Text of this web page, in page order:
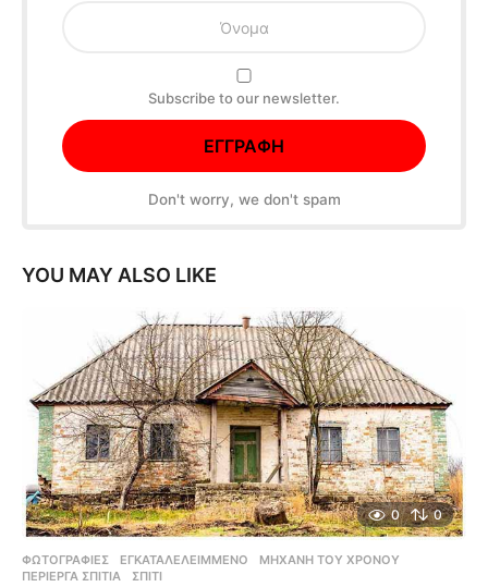
Subscribe to our newsletter.
Don't worry, we don't spam
YOU MAY ALSO LIKE
0 0
ΦΩΤΟΓΡΑΦΊΕΣ ΕΓΚΑΤΑΛΕΛΕΙΜΜΈΝΟ ,ΜΗΧΑΝΉ ΤΟΥ ΧΡΌΝΟΥ
ΠΕΡΊΕΡΓΑ ΣΠΊΤΙΑ
,ΣΠΊΤΙ